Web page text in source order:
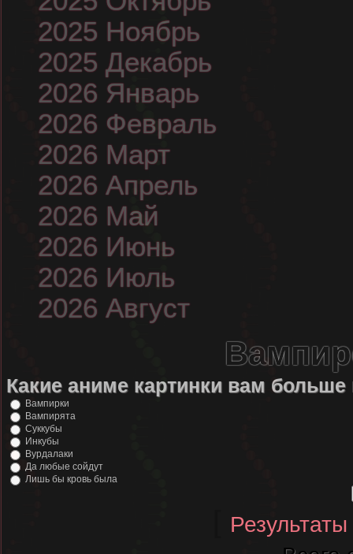
2025 Ноябрь
2025 Декабрь
2026 Январь
2026 Февраль
2026 Март
2026 Апрель
2026 Май
2026 Июнь
2026 Июль
2026 Август
Какие аниме картинки вам больше
Вампирки
Вампирята
Суккубы
Инкубы
Вурдалаки
Да любые сойдут
Лишь бы кровь была
Результаты